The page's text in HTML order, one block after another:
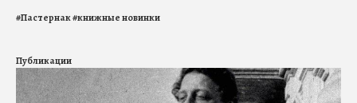
#Пастернак#книжные новинки
Публикации